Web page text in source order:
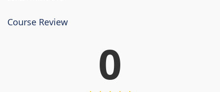
Course Review
0